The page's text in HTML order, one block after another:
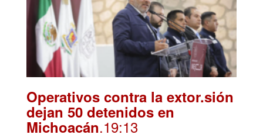
Operativos contra la extor.sión
dejan 50 detenidos en
Michoacán.19:13